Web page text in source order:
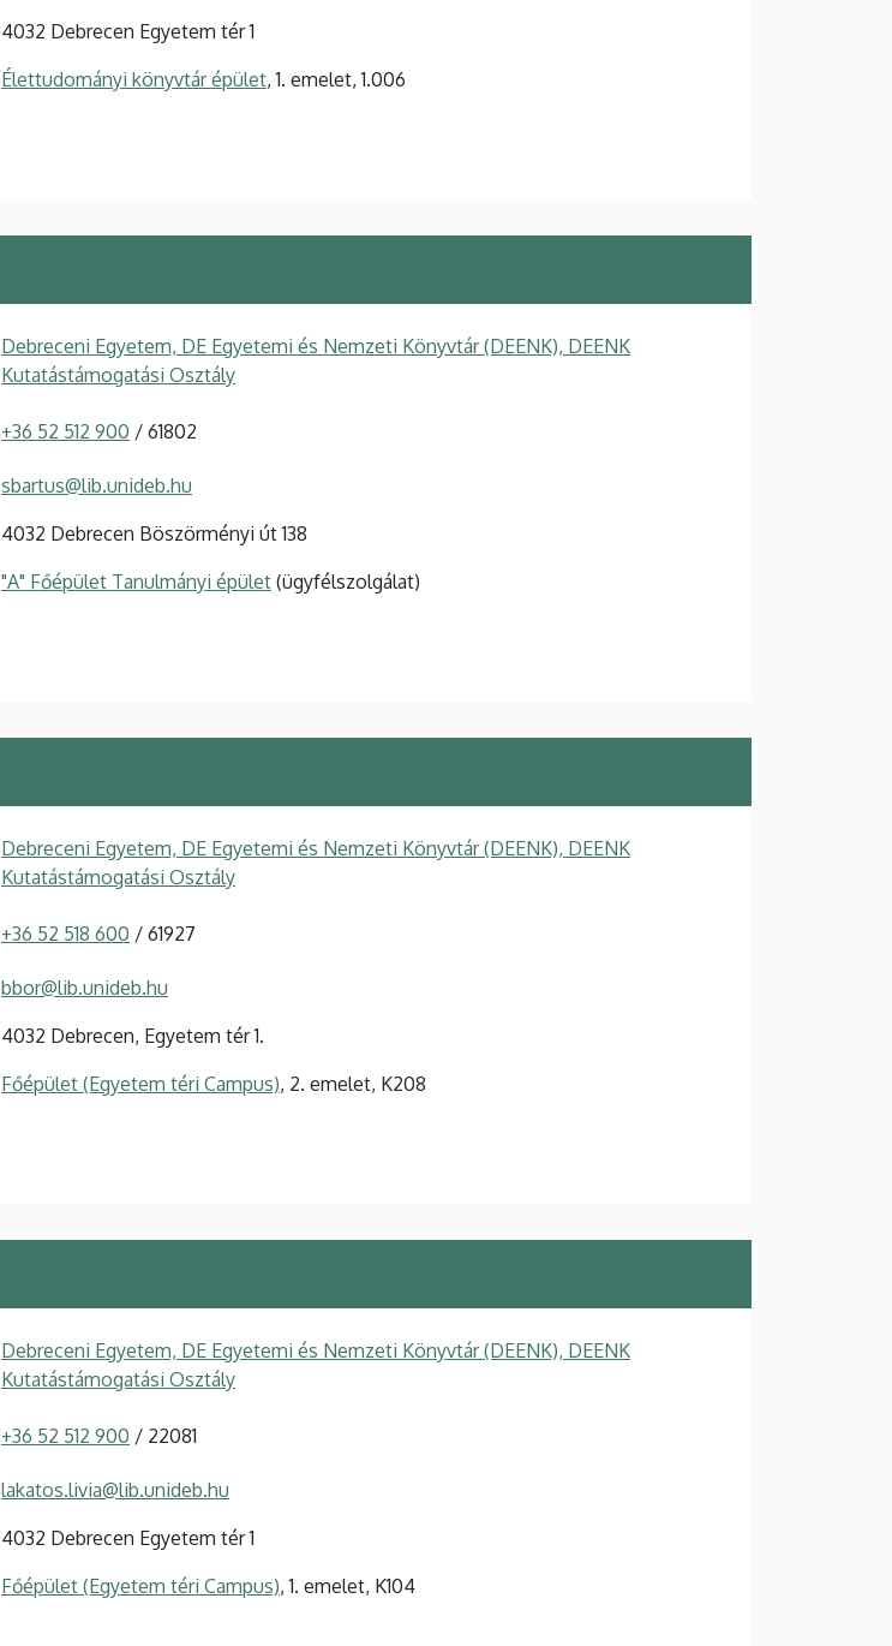
4032 Debrecen Egyetem tér 1
Élettudományi könyvtár épület, 1. emelet, 1.006
Debreceni Egyetem, DE Egyetemi és Nemzeti Könyvtár (DEENK), DEENK
Kutatástámogatási Osztály
+36 52 512 900 / 61802
sbartus@lib.unideb.hu
4032 Debrecen Böszörményi út 138
"A" Főépület Tanulmányi épület (ügyfélszolgálat)
Debreceni Egyetem, DE Egyetemi és Nemzeti Könyvtár (DEENK), DEENK
Kutatástámogatási Osztály
+36 52 518 600 / 61927
bbor@lib.unideb.hu
4032 Debrecen, Egyetem tér 1.
Főépület (Egyetem téri Campus), 2. emelet, K208
Debreceni Egyetem, DE Egyetemi és Nemzeti Könyvtár (DEENK), DEENK
Kutatástámogatási Osztály
+36 52 512 900 / 22081
lakatos.livia@lib.unideb.hu
4032 Debrecen Egyetem tér 1
Főépület (Egyetem téri Campus), 1. emelet, K104